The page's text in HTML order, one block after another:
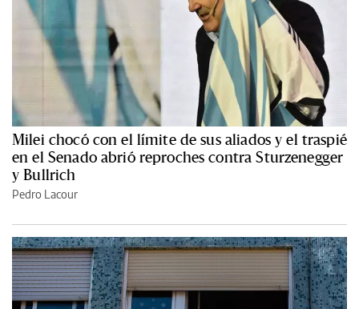
Milei chocó con el límite de sus aliados y el traspié
en el Senado abrió reproches contra Sturzenegger
y Bullrich
Pedro Lacour